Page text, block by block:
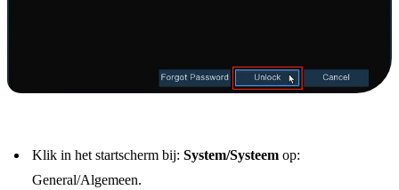
Klik in het startscherm bij: System/Systeem op:
General/Algemeen.